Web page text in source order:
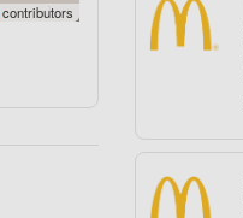
contributors